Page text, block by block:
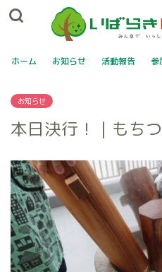
ホーム お知らせ 活動報告 参
お知らせ
本日決行！｜もち